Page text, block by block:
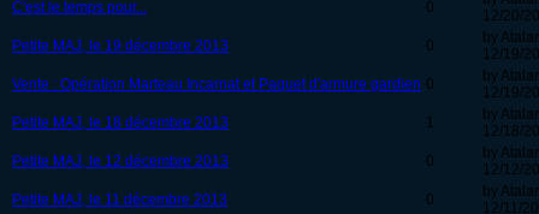
C'est le temps pour...
0
12/20/
Petite MAJ, le 19 décembre 2013
0
by
12/19/
Vente : Opération Marteau Incarnat et Paquet d'armure gardien 0
by
12/19/
Petite MAJ, le 18 décembre 2013
1
by
12/18/
Petite MAJ, le 12 décembre 2013
0
by
12/12/
Petite MAJ, le 11 décembre 2013
0
by
12/11/